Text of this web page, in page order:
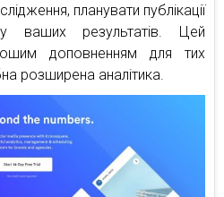
планувати публікації
ваших результатів. Цей
доповненням для тих
розширена аналітика.